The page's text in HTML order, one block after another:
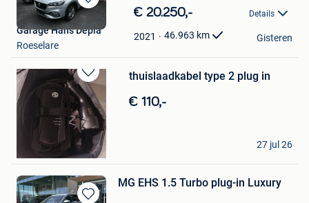
Bewaren
Mijn
€ 20.250,- Details
2021 46.963 km
Garage Hans Depla
Roeselare
Gisteren
Bewaren
in
Mijn
Favorieten
thuislaadkabel type 2 plug in
€ 110,-
Frank
27 jul 26
MG EHS 1.5 Turbo plug-in Luxury